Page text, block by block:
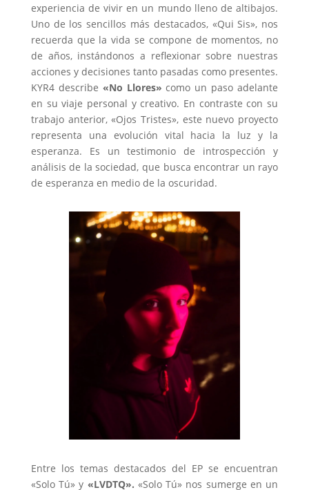
experiencia de vivir en un mundo lleno de altibajos.
Uno de los sencillos más destacados, «Qui Sis», nos
recuerda que la vida se compone de momentos, no
de años, instándonos a reflexionar sobre nuestras
acciones y decisiones tanto pasadas como presentes.
KYR4 describe «No Llores» como un paso adelante
en su viaje personal y creativo. En contraste con su
trabajo anterior, «Ojos Tristes», este nuevo proyecto
representa una evolución vital hacia la luz y la
esperanza. Es un testimonio de introspección y
análisis de la sociedad, que busca encontrar un rayo
de esperanza en medio de la oscuridad.
Entre los temas destacados del EP se encuentran
«Solo Tú» y «LVDTQ». «Solo Tú» nos sumerge en un